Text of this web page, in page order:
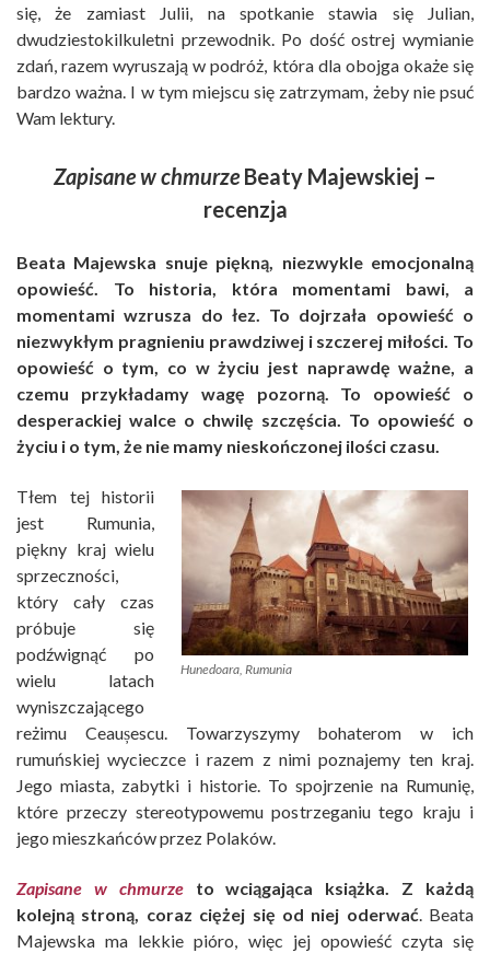
się, że zamiast Julii, na spotkanie stawia się Julian,
dwudziestokilkuletni przewodnik. Po dość ostrej wymianie
zdań, razem wyruszają w podróż, która dla obojga okaże się
bardzo ważna. I w tym miejscu się zatrzymam, żeby nie psuć
Wam lektury.
Zapisane w chmurzeBeaty Majewskiej –
recenzja
Beata Majewska snuje piękną, niezwykle emocjonalną
opowieść. To historia, która momentami bawi, a
momentami wzrusza do łez. To dojrzała opowieść o
niezwykłym pragnieniu prawdziwej i szczerej miłości. To
opowieść o tym, co w życiu jest naprawdę ważne, a
czemu przykładamy wagę pozorną. To opowieść o
desperackiej walce o chwilę szczęścia. To opowieść o
życiu i o tym, że nie mamy nieskończonej ilości czasu.
Hunedoara, Rumunia
Tłem tej historii
jest Rumunia,
piękny kraj wielu
sprzeczności,
który cały czas
próbuje się
podźwignąć po
wielu latach
wyniszczającego
reżimu Ceaușescu. Towarzyszymy bohaterom w ich
rumuńskiej wycieczce i razem z nimi poznajemy ten kraj.
Jego miasta, zabytki i historie. To spojrzenie na Rumunię,
które przeczy stereotypowemu postrzeganiu tego kraju i
jego mieszkańców przez Polaków.
Zapisane w chmurzeto wciągająca książka. Z każdą
kolejną stroną, coraz ciężej się od niej oderwać. Beata
Majewska ma lekkie pióro, więc jej opowieść czyta się